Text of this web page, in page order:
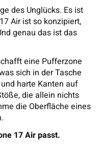
des Unglücks. Es ist
Air ist so konzipiert,
genau das ist das
eine Pufferzone
sich in der Tasche
harte Kanten auf
die allein nichts
die Oberfläche eines
17 Air passt.